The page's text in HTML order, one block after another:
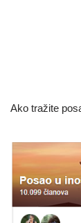
Ako tražite